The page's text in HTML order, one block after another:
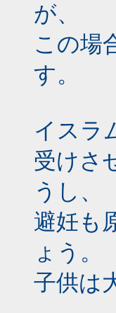
が、
この場
す。
イスラ
受けさ
うし、
避妊も
ょう。
子供は